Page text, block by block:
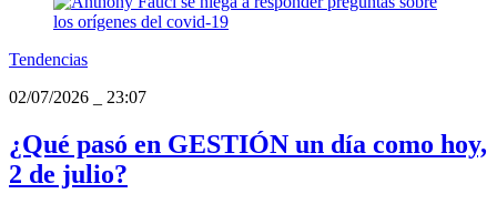
Tendencias
02/07/2026
23:07
¿Qué pasó en GESTIÓN un día como hoy,
2 de julio?